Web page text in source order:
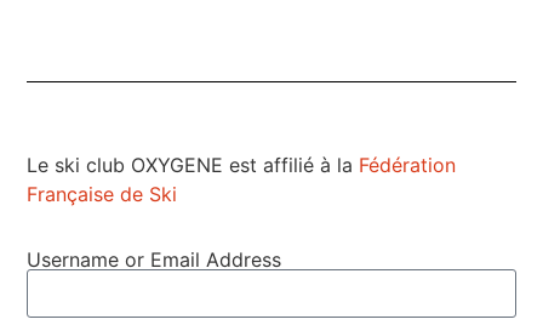
Le ski club OXYGENE est affilié à la Fédération
Française de Ski
Username or Email Address